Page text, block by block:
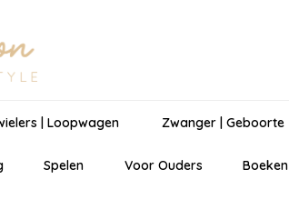
| Loopwagen Zwanger | Geboorte
Spelen Voor Ouders Boeken